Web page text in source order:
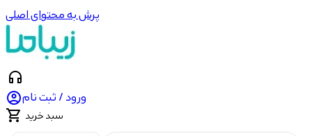
پرش به محتوای اصلی
headphones
ورود / ثبت نام
 سبد خرید